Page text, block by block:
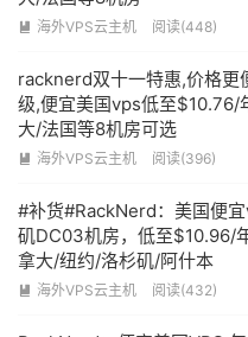
 海外VPS云主机 阅读(448)
racknerd双十一特惠,价格更
级,便宜美国vps低至$10.76/
大/法国等8机房可选
 海外VPS云主机 阅读(396)
#补货#RackNerd：美国便
矶DC03机房，低至$10.96/
拿大/纽约/洛杉矶/阿什本
 海外VPS云主机 阅读(432)